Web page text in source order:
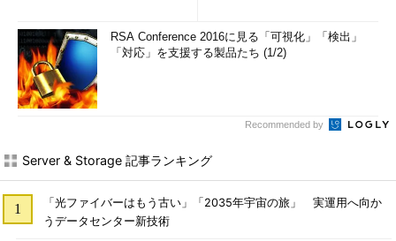
RSA Conference 2016に見る「可視化」「検出」
「対応」を支援する製品たち (1/2)
Recommended by
Server & Storage 記事ランキング
「光ファイバーはもう古い」「2035年宇宙の旅」 実運用へ向か
うデータセンター新技術